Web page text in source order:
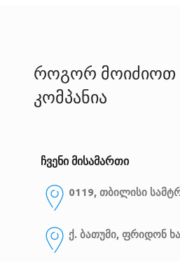
როგორ მოიძიოთ
კომპანია
ჩვენი მისამართი
0119, თბილისი
ქ. ბათუმი, ფრიდონ